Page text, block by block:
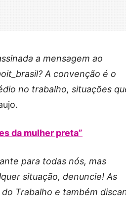
a mensagem ao
A convenção é o
no trabalho, situações
da mulher preta”
para todas nós, mas
situação, denuncie! As
Trabalho e também